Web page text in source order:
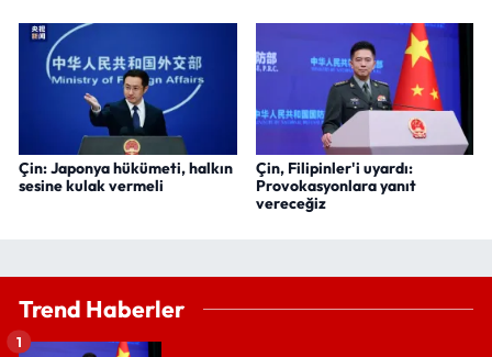
Çin: Japonya hükümeti, halkın
sesine kulak vermeli
Çin, Filipinler'i uyardı:
Provokasyonlara yanıt
vereceğiz
Trend Haberler
1